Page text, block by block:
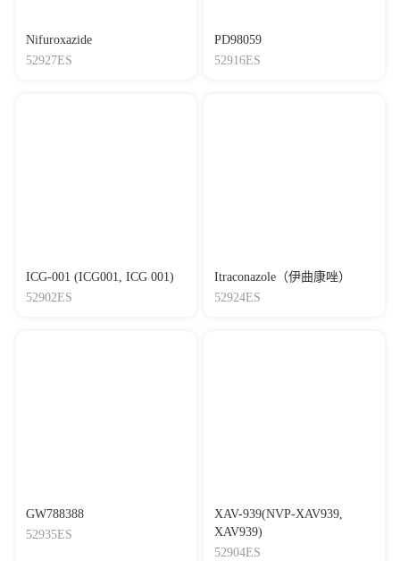
Nifuroxazide
52927ES
PD98059
52916ES
ICG-001 (ICG001, ICG 001)
52902ES
Itraconazole（伊曲康唑）
52924ES
GW788388
52935ES
XAV-939(NVP-XAV939,
XAV939)
52904ES